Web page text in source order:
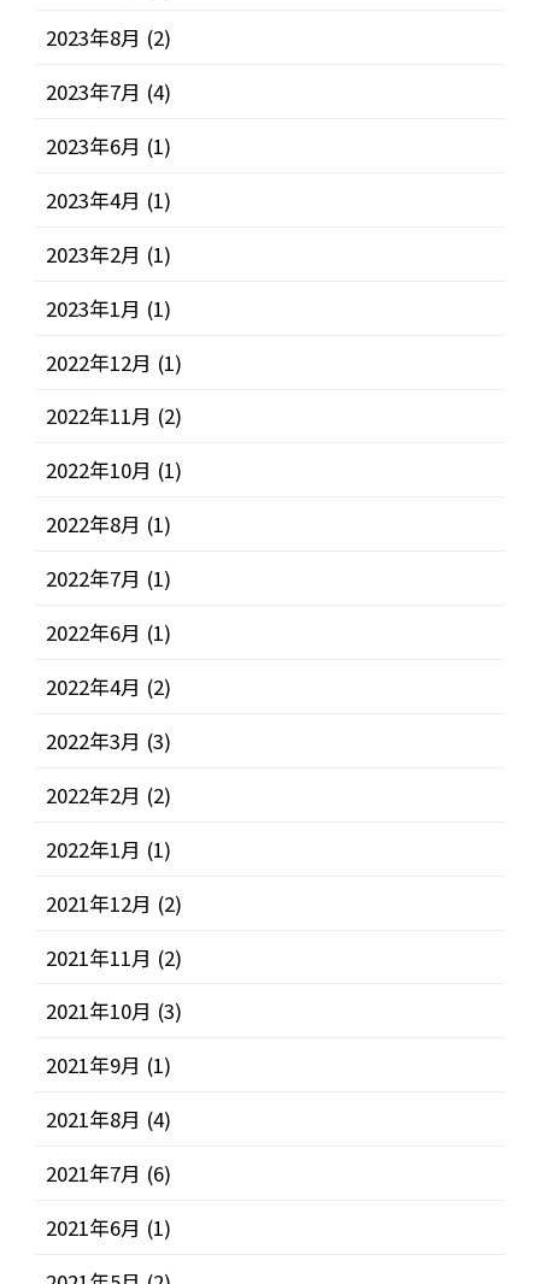
2023年8月 (2)
2023年7月 (4)
2023年6月 (1)
2023年4月 (1)
2023年2月 (1)
2023年1月 (1)
2022年12月 (1)
2022年11月 (2)
2022年10月 (1)
2022年8月 (1)
2022年7月 (1)
2022年6月 (1)
2022年4月 (2)
2022年3月 (3)
2022年2月 (2)
2022年1月 (1)
2021年12月 (2)
2021年11月 (2)
2021年10月 (3)
2021年9月 (1)
2021年8月 (4)
2021年7月 (6)
2021年6月 (1)